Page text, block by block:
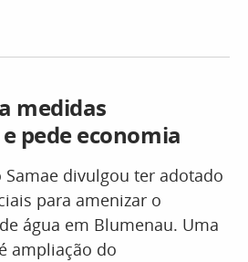
medidas
pede economia
Samae divulgou ter adotado
para amenizar o
água em Blumenau. Uma
ampliação do